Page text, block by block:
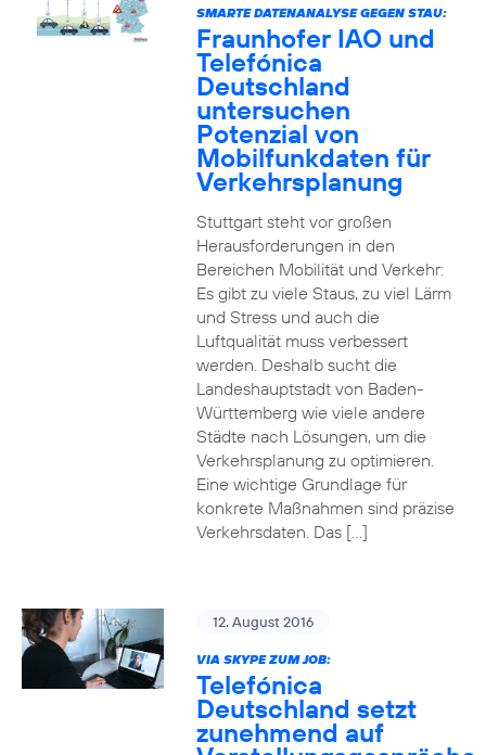
SMARTE DATENANALYSE GEGEN STAU:
Fraunhofer IAO und
Telefónica
Deutschland
untersuchen
Potenzial von
Mobilfunkdaten für
Verkehrsplanung
Stuttgart steht vor großen
Herausforderungen in den
Bereichen Mobilität und Verkehr:
Es gibt zu viele Staus, zu viel Lärm
und Stress und auch die
Luftqualität muss verbessert
werden. Deshalb sucht die
Landeshauptstadt von Baden-
Württemberg wie viele andere
Städte nach Lösungen, um die
Verkehrsplanung zu optimieren.
Eine wichtige Grundlage für
konkrete Maßnahmen sind präzise
Verkehrsdaten. Das […]
12. August 2016
VIA SKYPE ZUM JOB:
Telefónica
Deutschland setzt
zunehmend auf